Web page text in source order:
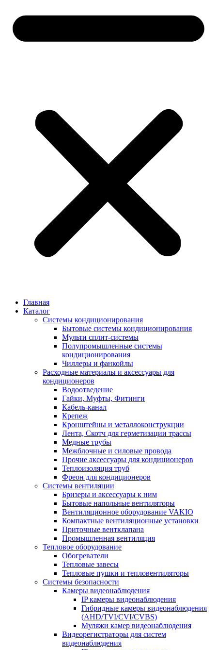
Главная
Каталог
Системы кондиционирования
Бытовые системы кондиционирования
Мульти сплит-системы
Полупромышленные системы
кондиционирования
Чиллеры и фанкойлы
Расходные материалы и аксессуары для
кондиционеров
Водоотведение
Гайки, Муфты, Фитинги
Кабель-канал
Крепеж
Кронштейны и металлоконструкции
Лента, Скотч для герметизации трассы
Медные трубы
Межблочные и силовые провода
Прочие аксессуары для кондиционеров
Теплоизоляция труб
Фреон для кондиционеров
Системы вентиляции
Бризеры и аксессуары к ним
Бытовые напольные вентиляторы
Вентиляционное оборудование VAKIO
Компактные вентиляционные установки
Приточные вентклапана
Промышленная вентиляция
Тепловое оборудование
Обогреватели
Тепловые завесы
Тепловые пушки и тепловентиляторы
Системы безопасности
Камеры видеонаблюдения
IP камеры видеонаблюдения
Гибридные камеры видеонаблюдения
(AHD/TVI/CVI/CVBS)
Муляжи камер видеонаблюдения
Видеорегистраторы для систем
видеонаблюдения